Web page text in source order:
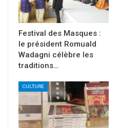
Festival des Masques :
le président Romuald
Wadagni célèbre les
traditions…
CULTURE